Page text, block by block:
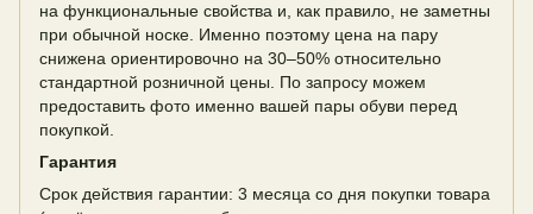
на функциональные свойства и, как правило, не заметны
при обычной носке. Именно поэтому цена на пару
снижена ориентировочно на 30–50% относительно
стандартной розничной цены. По запросу можем
предоставить фото именно вашей пары обуви перед
покупкой.
Гарантия
Срок действия гарантии: 3 месяца со дня покупки товара